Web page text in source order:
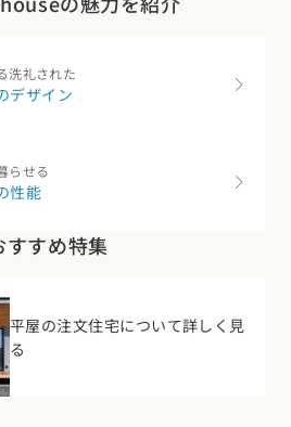
洗礼された
らせる
すすめ特集
平屋の注文住宅について詳しく見